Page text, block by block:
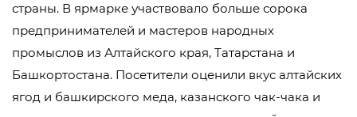
страны. В ярмарке участвовало больше сорока
предпринимателей и мастеров народных
промыслов из Алтайского края, Татарстана и
Башкортостана. Посетители оценили вкус алтайских
ягод и башкирского меда, казанского чак-чака и